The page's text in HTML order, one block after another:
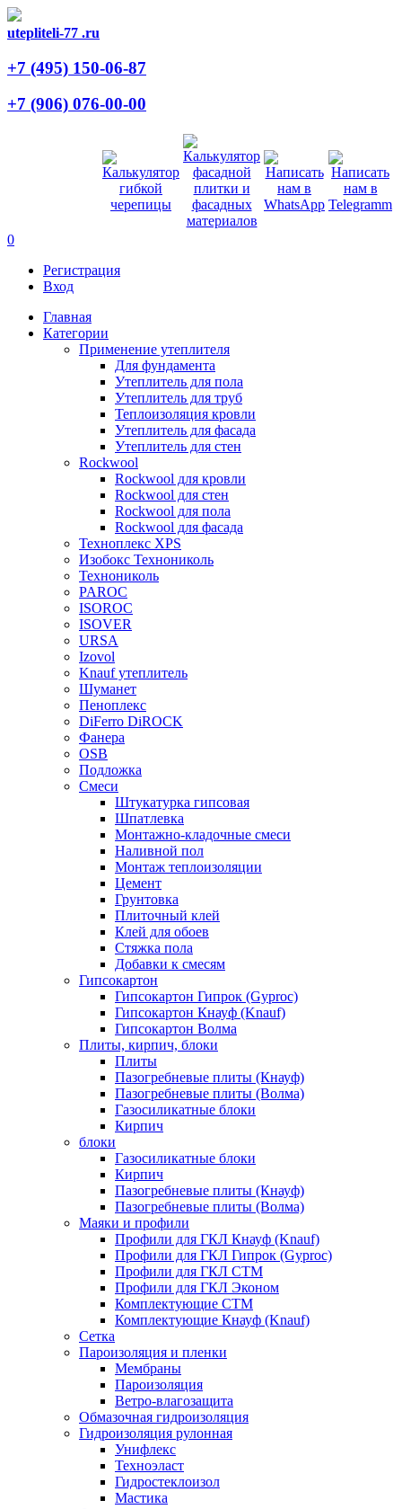
utepliteli-77 .ru
+7 (495) 150-06-87
+7 (906) 076-00-00
0
Регистрация
Вход
Главная
Категории
Применение утеплителя
Для фундамента
Утеплитель для пола
Утеплитель для труб
Теплоизоляция кровли
Утеплитель для фасада
Утеплитель для стен
Rockwool
Rockwool для кровли
Rockwool для стен
Rockwool для пола
Rockwool для фасада
Техноплекс XPS
Изобокс Технониколь
Технониколь
PAROC
ISOROC
ISOVER
URSA
Izovol
Knauf утеплитель
Шуманет
Пеноплекс
DiFerro DiROCK
Фанера
OSB
Подложка
Смеси
Штукатурка гипсовая
Шпатлевка
Монтажно-кладочные смеси
Наливной пол
Монтаж теплоизоляции
Цемент
Грунтовка
Плиточный клей
Клей для обоев
Стяжка пола
Добавки к смесям
Гипсокартон
Гипсокартон Гипрок (Gyproc)
Гипсокартон Кнауф (Knauf)
Гипсокартон Волма
Плиты, кирпич, блоки
Плиты
Пазогребневые плиты (Кнауф)
Пазогребневые плиты (Волма)
Газосиликатные блоки
Кирпич
блоки
Газосиликатные блоки
Кирпич
Пазогребневые плиты (Кнауф)
Пазогребневые плиты (Волма)
Маяки и профили
Профили для ГКЛ Кнауф (Knauf)
Профили для ГКЛ Гипрок (Gyproc)
Профили для ГКЛ СТМ
Профили для ГКЛ Эконом
Комплектующие СТМ
Комплектующие Кнауф (Knauf)
Сетка
Пароизоляция и пленки
Мембраны
Пароизоляция
Ветро-влагозащита
Обмазочная гидроизоляция
Гидроизоляция рулонная
Унифлекс
Техноэласт
Гидростеклоизол
Мастика